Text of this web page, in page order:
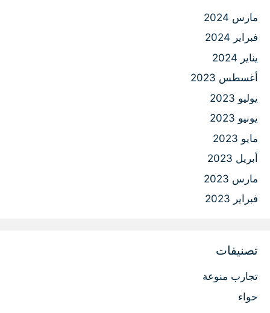
مارس 2024
فبراير 2024
يناير 2024
أغسطس 2023
يوليو 2023
يونيو 2023
مايو 2023
أبريل 2023
مارس 2023
فبراير 2023
تصنيفات
تجارب منوعة
حواء